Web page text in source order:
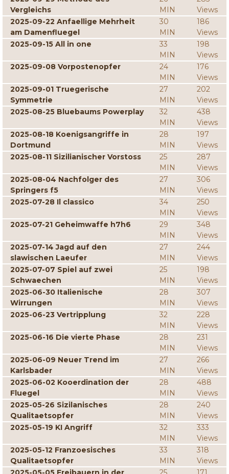
Vergleichs
MIN
Views
2025-09-22 Anfaellige Mehrheit
am Damenfluegel
30
MIN
186
Views
2025-09-15 All in one
33
MIN
198
Views
2025-09-08 Vorpostenopfer
24
MIN
176
Views
2025-09-01 Truegerische
Symmetrie
27
MIN
202
Views
2025-08-25 Bluebaums Powerplay
32
MIN
438
Views
2025-08-18 Koenigsangriffe in
Dortmund
28
MIN
197
Views
2025-08-11 Sizilianischer Vorstoss
25
MIN
287
Views
2025-08-04 Nachfolger des
Springers f5
27
MIN
306
Views
2025-07-28 Il classico
34
MIN
250
Views
2025-07-21 Geheimwaffe h7h6
29
MIN
348
Views
2025-07-14 Jagd auf den
slawischen Laeufer
27
MIN
244
Views
2025-07-07 Spiel auf zwei
Schwaechen
25
MIN
198
Views
2025-06-30 Italienische
Wirrungen
28
MIN
307
Views
2025-06-23 Vertripplung
32
MIN
228
Views
2025-06-16 Die vierte Phase
28
MIN
231
Views
2025-06-09 Neuer Trend im
Karlsbader
27
MIN
266
Views
2025-06-02 Kooerdination der
Fluegel
28
MIN
488
Views
2025-05-26 Sizilanisches
Qualitaetsopfer
28
MIN
240
Views
2025-05-19 KI Angriff
32
MIN
333
Views
2025-05-12 Franzoesisches
Qualitaetsopfer
33
MIN
318
Views